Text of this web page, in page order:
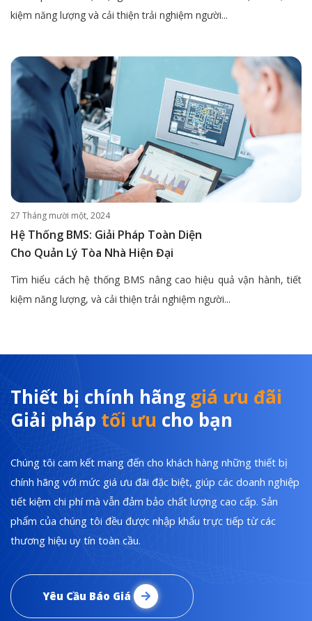
kiệm năng lượng và cải thiện trải nghiệm người...
27 Tháng mười một, 2024
Hệ Thống BMS: Giải Pháp Toàn Diện
Cho Quản Lý Tòa Nhà Hiện Đại
Tìm hiểu cách hệ thống BMS nâng cao hiệu quả vận hành, tiết
kiệm năng lượng, và cải thiện trải nghiệm người...
Thiết bị chính hãng giá ưu đãi
Giải pháp tối ưu cho bạn
Chúng tôi cam kết mang đến cho khách hàng những thiết bị
chính hãng với mức giá ưu đãi đặc biệt, giúp các doanh nghiệp
tiết kiệm chi phí mà vẫn đảm bảo chất lượng cao cấp. Sản
phẩm của chúng tôi đều được nhập khẩu trực tiếp từ các
thương hiệu uy tín toàn cầu.
Yêu Cầu Báo Giá